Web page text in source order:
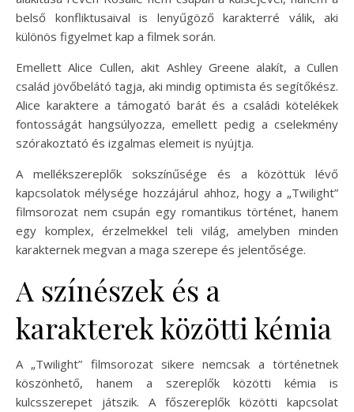
belső konfliktusaival is lenyűgöző karakterré válik, aki
különös figyelmet kap a filmek során.
Emellett Alice Cullen, akit Ashley Greene alakít, a Cullen
család jövőbelátó tagja, aki mindig optimista és segítőkész.
Alice karaktere a támogató barát és a családi kötelékek
fontosságát hangsúlyozza, emellett pedig a cselekmény
szórakoztató és izgalmas elemeit is nyújtja.
A mellékszereplők sokszínűsége és a közöttük lévő
kapcsolatok mélysége hozzájárul ahhoz, hogy a „Twilight”
filmsorozat nem csupán egy romantikus történet, hanem
egy komplex, érzelmekkel teli világ, amelyben minden
karakternek megvan a maga szerepe és jelentősége.
A színészek és a
karakterek közötti kémia
A „Twilight” filmsorozat sikere nemcsak a történetnek
köszönhető, hanem a szereplők közötti kémia is
kulcsszerepet játszik. A főszereplők közötti kapcsolat